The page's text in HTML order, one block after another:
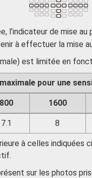
l’indicateur de mise au
à effectuer la mise
est limitée en
pour une
800 1600
7.1 8
à celles indiquées
sur les photos